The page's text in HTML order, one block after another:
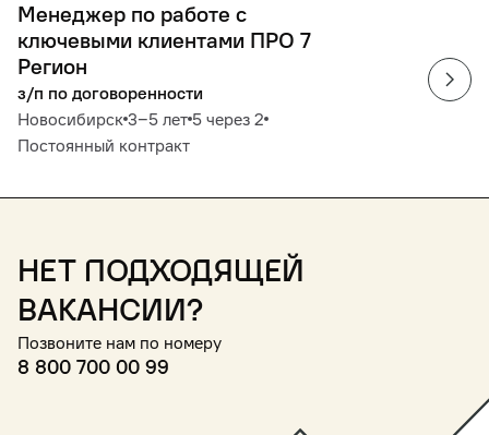
Менеджер по работе с
ключевыми клиентами ПРО 7
Регион
з/п по договоренности
Новосибирск 3‒5 лет 5 через 2
Постоянный контракт
Нет подходящей
вакансии?
Позвоните нам по номеру
8 800 700 00 99